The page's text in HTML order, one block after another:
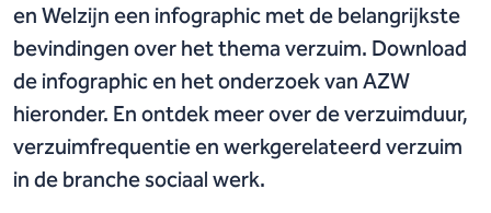
en Welzijn een infographic met de belangrijkste
bevindingen over het thema verzuim. Download
de infographic en het onderzoek van AZW
hieronder. En ontdek meer over de verzuimduur,
verzuimfrequentie en werkgerelateerd verzuim
in de branche sociaal werk.